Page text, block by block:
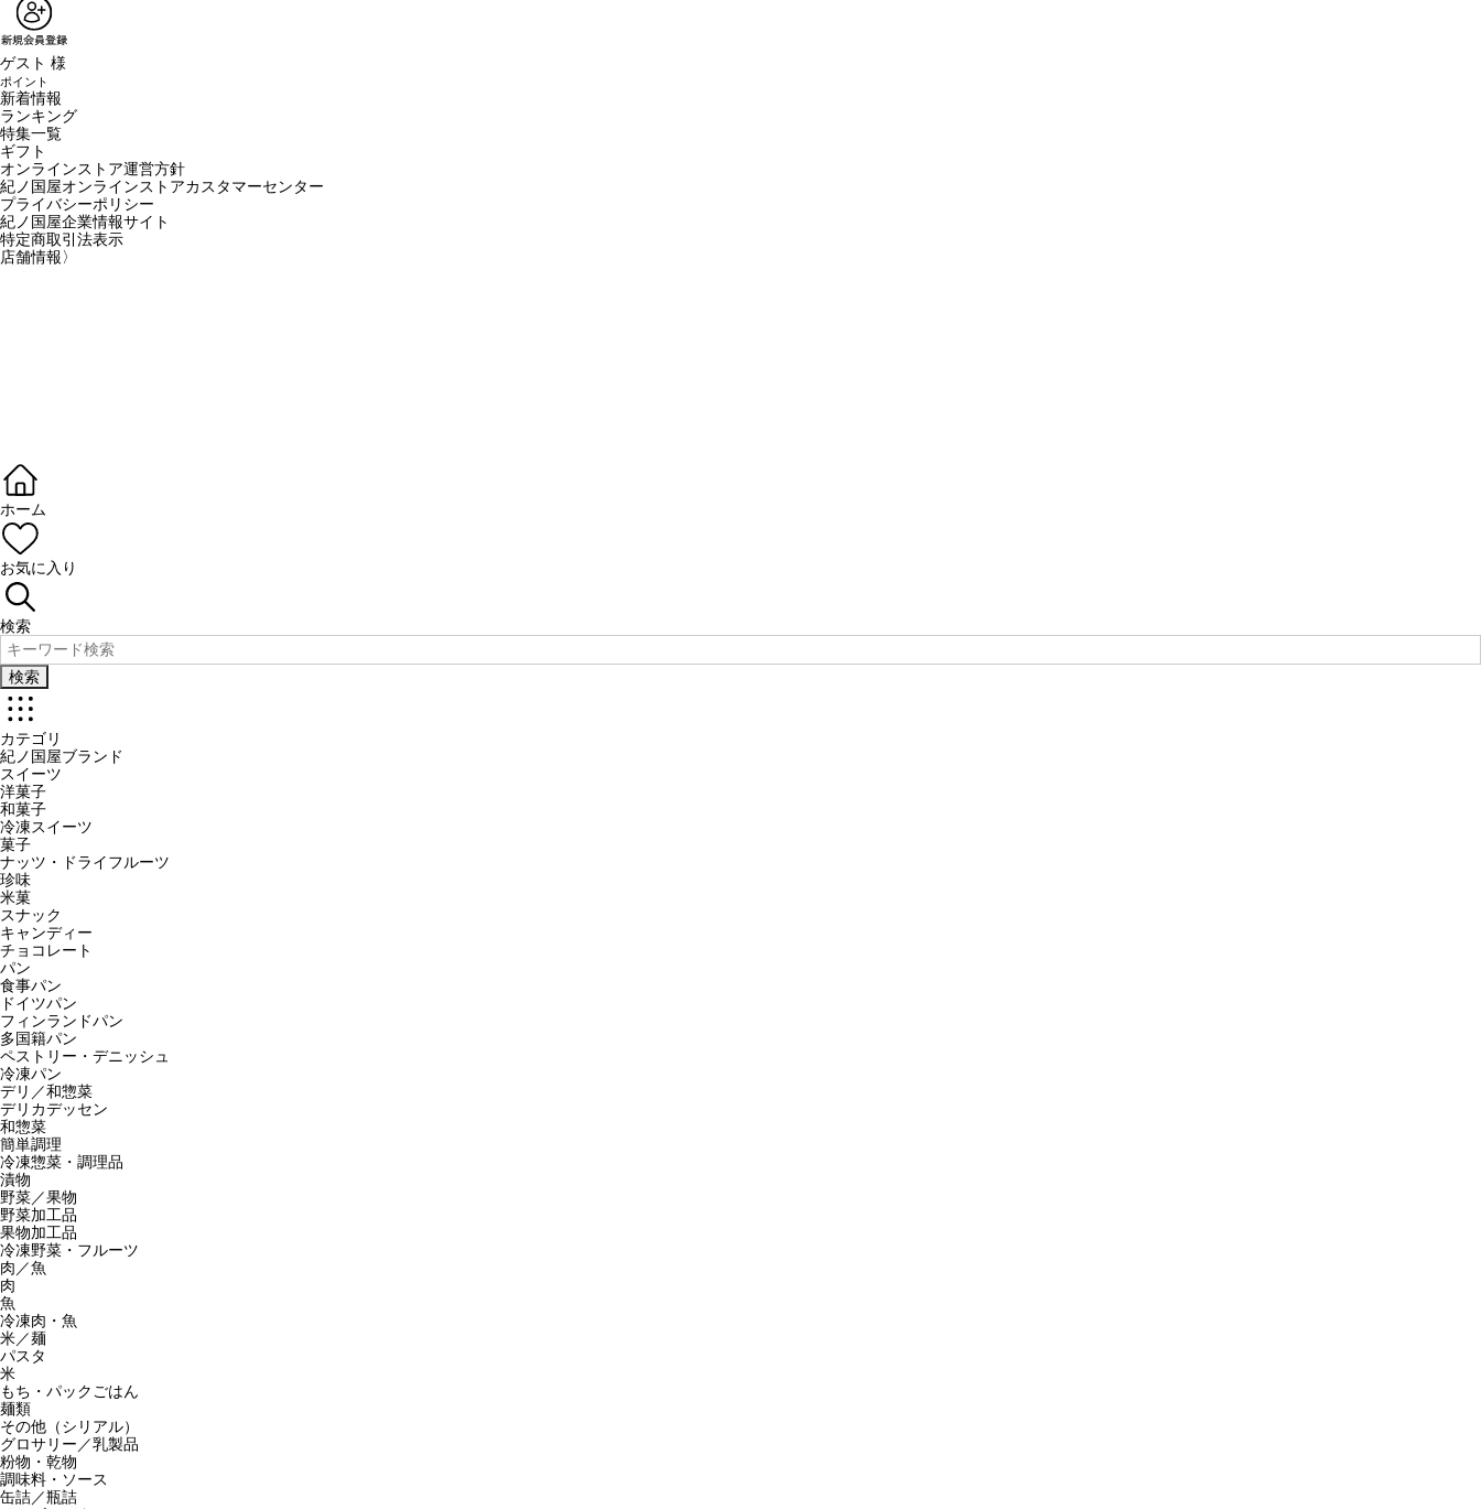
ゲスト 様
ポイント
新着情報
ランキング
特集一覧
ギフト
オンラインストア運営方針
紀ノ国屋オンラインストアカスタマーセンター
プライバシーポリシー
紀ノ国屋企業情報サイト
特定商取引法表示
店舗情報〉
ホーム
お気に入り
検索
検索
カテゴリ
紀ノ国屋ブランド
スイーツ
洋菓子
和菓子
冷凍スイーツ
菓子
ナッツ・ドライフルーツ
珍味
米菓
スナック
キャンディー
チョコレート
パン
食事パン
ドイツパン
フィンランドパン
多国籍パン
ペストリー・デニッシュ
冷凍パン
デリ／和惣菜
デリカデッセン
和惣菜
簡単調理
冷凍惣菜・調理品
漬物
野菜／果物
野菜加工品
果物加工品
冷凍野菜・フルーツ
肉／魚
肉
魚
冷凍肉・魚
米／麺
パスタ
米
もち・パックごはん
麺類
その他（シリアル）
グロサリー／乳製品
粉物・乾物
調味料・ソース
缶詰／瓶詰